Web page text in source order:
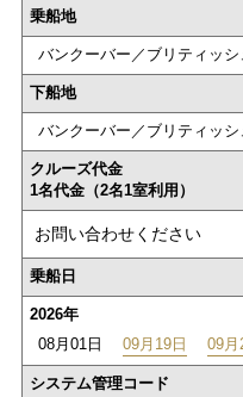
乗船地
バンクーバー／ブリティッシ
下船地
バンクーバー／ブリティッシ
クルーズ代金
1名代金（2名1室利用）
お問い合わせください
乗船日
2026年
08月01日
09月19日 09月
システム管理コード